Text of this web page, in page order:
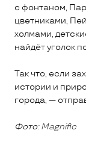
с фонтаном,
цветниками,
холмами,
найдёт уголок
Так что, если
истории и
города, —
Фото:Magnific